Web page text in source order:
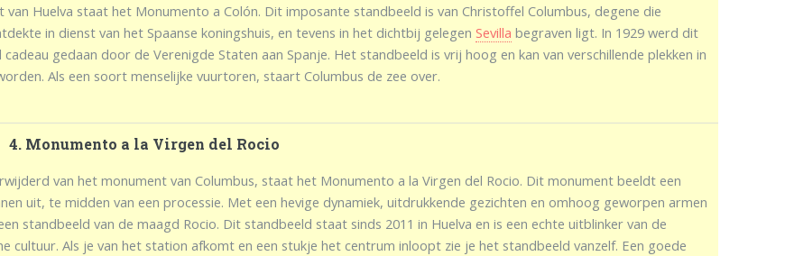
van Huelva staat het Monumento a Colón. Dit imposante standbeeld is van Christoffel Columbus, degene die
in dienst van het Spaanse koningshuis, en tevens in het dichtbij gelegenSevilla begraven ligt. In 1929 werd dit
gedaan door de Verenigde Staten aan Spanje. Het standbeeld is vrij hoog en kan van verschillende plekken in
Als een soort menselijke vuurtoren, staart Columbus de zee over.
4. Monumento a la Virgen del Rocio
van het monument van Columbus, staat het Monumento a la Virgen del Rocio. Dit monument beeldt een
uit, te midden van een processie. Met een hevige dynamiek, uitdrukkende gezichten en omhoog geworpen armen
standbeeld van de maagd Rocio. Dit standbeeld staat sinds 2011 in Huelva en is een echte uitblinker van de
cultuur. Als je van het station afkomt en een stukje het centrum inloopt zie je het standbeeld vanzelf. Een goede